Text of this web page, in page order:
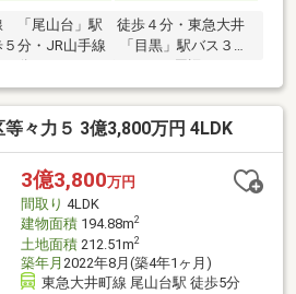
「尾山台」駅 徒歩４分・東急大井
分・JR山手線 「目黒」駅バス３３
ハッピーロード尾山台）等生活便利
ＳＬＤＫ・開放感あふれるルーフバ
・食器洗乾燥機付のシステムキッチ
燥機付・床暖房有り（リビング部
々力５ 3億3,800万円 4LDK
3億3,800万円
間取り 4LDK
建物面積194.88m2
土地面積212.51m2
築年月 2022年8月(築4年1ヶ月)
東急大井町線 尾山台駅 徒歩5分